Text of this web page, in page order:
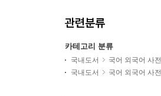
관련분류
카테고리 분류
국내도서 국어 외국어 사전
국내도서
국어 외국어 사전